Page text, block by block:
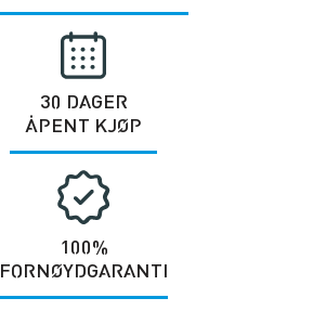
30 DAGER
ÅPENT KJØP
100%
FORNØYDGARANTI